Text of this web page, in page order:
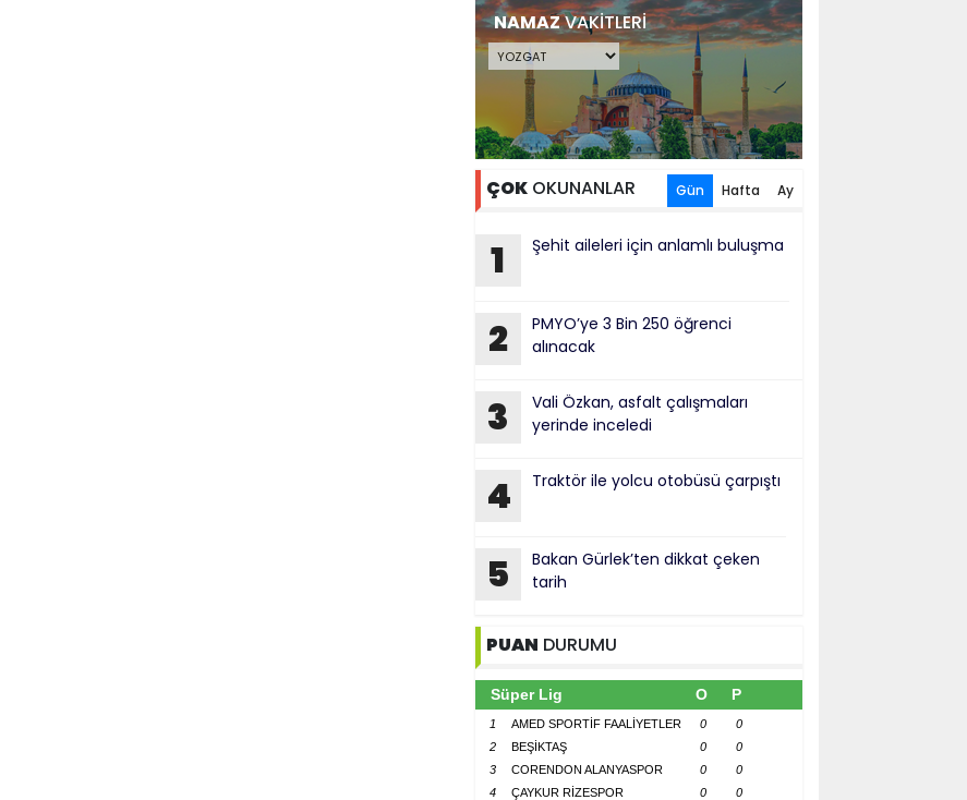
NAMAZVAKİTLERİ
ÇOKOKUNANLAR Gün Hafta Ay
1 Şehit aileleri için anlamlı buluşma
2
PMYO’ye 3 Bin 250 öğrenci
alınacak
3
Vali Özkan, asfalt çalışmaları
yerinde inceledi
4 Traktör ile yolcu otobüsü çarpıştı
5
Bakan Gürlek’ten dikkat çeken
tarih
PUAN DURUMU
Süper Lig O P
1 AMED SPORTİF FAALİYETLER 0
0
2
BEŞİKTAŞ 0
0
3
CORENDON ALANYASPOR 0
0
4
ÇAYKUR RİZESPOR 0
0